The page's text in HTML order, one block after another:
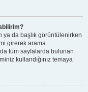
da başlık görüntülenirken
girerek arama
tüm sayfalarda bulunan
kullandığınız temaya